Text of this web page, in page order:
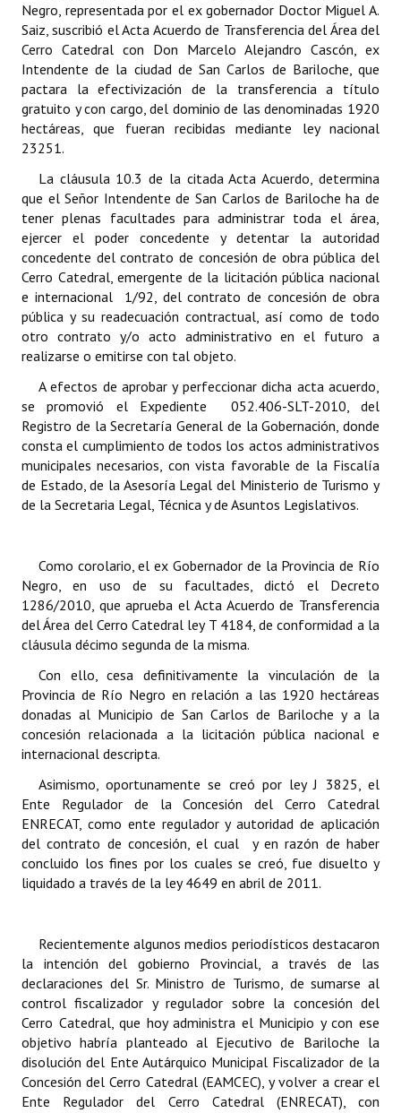
Negro, representada por el ex gobernador Doctor Miguel A.
Saiz, suscribió el Acta Acuerdo de Transferencia del Área del
Cerro Catedral con Don Marcelo Alejandro Cascón, ex
Intendente de la ciudad de San Carlos de Bariloche, que
pactara la efectivización de la transferencia a título
gratuito y con cargo, del dominio de las denominadas 1920
hectáreas, que fueran recibidas mediante ley nacional
23251.
La cláusula 10.3 de la citada Acta Acuerdo, determina
que el Señor Intendente de San Carlos de Bariloche ha de
tener plenas facultades para administrar toda el área,
ejercer el poder concedente y detentar la autoridad
concedente del contrato de concesión de obra pública del
Cerro Catedral, emergente de la licitación pública nacional
e internacional 1/92, del contrato de concesión de obra
pública y su readecuación contractual, así como de todo
otro contrato y/o acto administrativo en el futuro a
realizarse o emitirse con tal objeto.
A efectos de aprobar y perfeccionar dicha acta acuerdo,
se promovió el Expediente 052.406-SLT-2010, del
Registro de la Secretaría General de la Gobernación, donde
consta el cumplimiento de todos los actos administrativos
municipales necesarios, con vista favorable de la Fiscalía
de Estado, de la Asesoría Legal del Ministerio de Turismo y
de la Secretaria Legal, Técnica y de Asuntos Legislativos.
Como corolario, el ex Gobernador de la Provincia de Río
Negro, en uso de su facultades, dictó el Decreto
1286/2010, que aprueba el Acta Acuerdo de Transferencia
del Área del Cerro Catedral ley T 4184, de conformidad a la
cláusula décimo segunda de la misma.
Con ello, cesa definitivamente la vinculación de la
Provincia de Río Negro en relación a las 1920 hectáreas
donadas al Municipio de San Carlos de Bariloche y a la
concesión relacionada a la licitación pública nacional e
internacional descripta.
Asimismo, oportunamente se creó por ley J 3825, el
Ente Regulador de la Concesión del Cerro Catedral
ENRECAT, como ente regulador y autoridad de aplicación
del contrato de concesión, el cual y en razón de haber
concluido los fines por los cuales se creó, fue disuelto y
liquidado a través de la ley 4649 en abril de 2011.
Recientemente algunos medios periodísticos destacaron
la intención del gobierno Provincial, a través de las
declaraciones del Sr. Ministro de Turismo, de sumarse al
control fiscalizador y regulador sobre la concesión del
Cerro Catedral, que hoy administra el Municipio y con ese
objetivo habría planteado al Ejecutivo de Bariloche la
disolución del Ente Autárquico Municipal Fiscalizador de la
Concesión del Cerro Catedral (EAMCEC), y volver a crear el
Ente Regulador del Cerro Catedral (ENRECAT), con